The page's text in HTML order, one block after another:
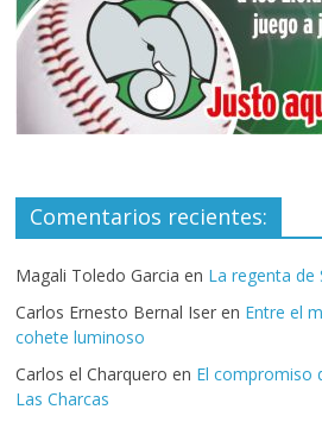
Comentarios recientes:
Magali Toledo Garcia en La regenta de
Carlos Ernesto Bernal Iser en Entre el
cohete luminoso
Carlos el Charquero en El compromiso
Las Charcas